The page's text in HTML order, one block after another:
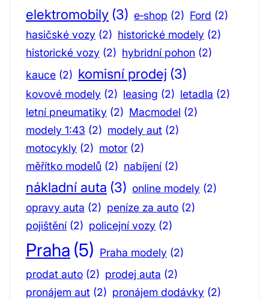
elektromobily (3) e‑shop (2) Ford (2)
hasičské vozy (2) historické modely (2)
historické vozy (2) hybridní pohon (2)
kauce (2) komisní prodej (3)
kovové modely (2) leasing (2) letadla (2)
letní pneumatiky (2) Macmodel (2)
modely 1:43 (2) modely aut (2)
motocykly (2) motor (2)
měřítko modelů (2) nabíjení (2)
nákladní auta (3) online modely (2)
opravy auta (2) peníze za auto (2)
pojištění (2) policejní vozy (2)
Praha (5) Praha modely (2)
prodat auto (2) prodej auta (2)
pronájem aut (2) pronájem dodávky (2)